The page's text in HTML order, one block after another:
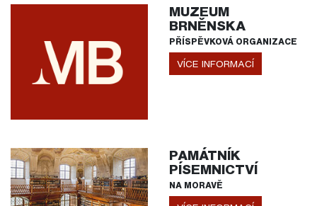
MUZEUM
BRNĚNSKA
PŘÍSPĚVKOVÁ ORGANIZACE
VÍCE INFORMACÍ
PAMÁTNÍK
PÍSEMNICTVÍ
NA MORAVĚ